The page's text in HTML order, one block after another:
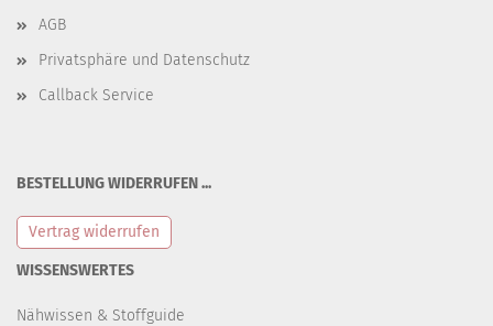
AGB
Privatsphäre und Datenschutz
Callback Service
BESTELLUNG WIDERRUFEN ...
Vertrag widerrufen
WISSENSWERTES
Nähwissen & Stoffguide